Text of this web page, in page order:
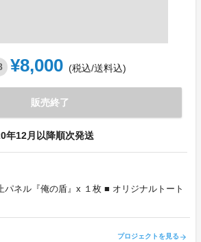
¥8,000 (税込/送料込)
販売終了
年12月以降順次発送
パネル『俺の盾』x １枚 ■ オリジナルトート
プロジェクトを見る arrow_forward